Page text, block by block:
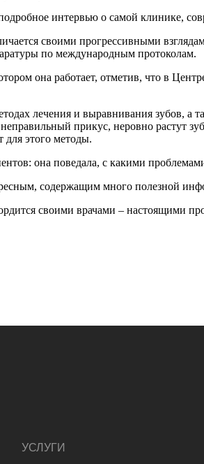
интервью о самой клинике,
своими прогрессивными
по международным протоколам.
она работает, отметив, что в
лечения и выравнивания зубов,
прикус, неровно растут
для этого методы.
она поведала, с какими
содержащим много полезной
своими врачами – настоящими
УСЛУГИ